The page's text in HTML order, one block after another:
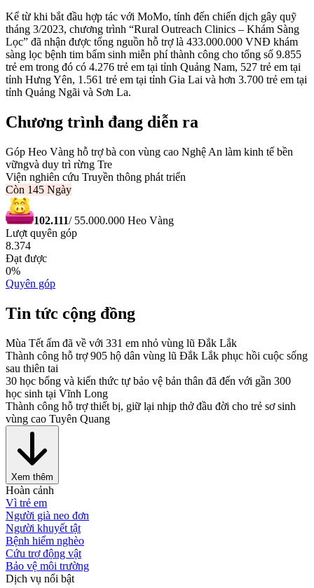
Kể từ khi bắt đầu hợp tác với MoMo, tính đến chiến dịch gây quỹ
tháng 3/2023, chương trình “Rural Outreach Clinics – Khám Sàng
Lọc” đã nhận được tổng nguồn hỗ trợ là 433.000.000 VNĐ khám
sàng lọc bệnh tim bẩm sinh miễn phí thành công cho tổng số 9.855
trẻ em trong đó có 4.276 trẻ em tại tỉnh Quảng Nam, 527 trẻ em tại
tỉnh Hưng Yên, 1.561 trẻ em tại tỉnh Gia Lai và hơn 3.700 trẻ em tại
tỉnh Quảng Ngãi và Sơn La.
Chương trình đang diễn ra
Góp Heo Vàng hỗ trợ bà con vùng cao Nghệ An làm kinh tế bền
vữngvà duy trì rừng Tre
Viện nghiên cứu Truyền thông phát triển
Còn 145 Ngày
102.111/ 55.000.000 Heo Vàng
Lượt quyên góp
8.374
Đạt được
0%
Quyên góp
Tin tức cộng đồng
Mùa Tết ấm đã về với 331 em nhỏ vùng lũ Đắk Lắk
Thành công hỗ trợ 905 hộ dân vùng lũ Đắk Lắk phục hồi cuộc sống
sau thiên tai
30 học bổng và kiến thức tự bảo vệ bản thân đã đến với gần 300
học sinh tại Vĩnh Long
Thành công hỗ trợ thiết bị, giữ lại nhịp thở đầu đời cho trẻ sơ sinh
vùng cao Tuyên Quang
Xem thêm
Hoàn cảnh
Vì trẻ em
Người già neo đơn
Người khuyết tật
Bệnh hiểm nghèo
Cứu trợ động vật
Bảo vệ môi trường
Dịch vụ nổi bật